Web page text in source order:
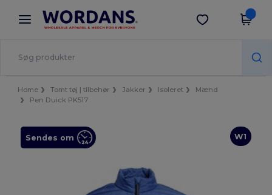
× Wordans-app
Bedre priser i appen!
Hent app
Home Tomt tøj | tilbehør Jakker Isoleret
Mænd
Pen Duick PK517
W1
Sendes om